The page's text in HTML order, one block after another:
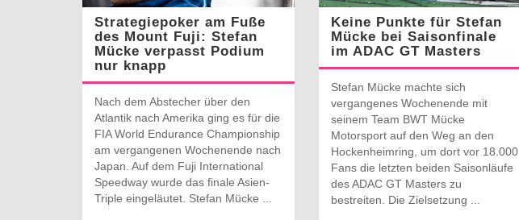
Strategiepoker am Fuße
des Mount Fuji: Stefan
Mücke verpasst Podium
nur knapp
Nach dem Abstecher über den
Atlantik nach Amerika ging es für die
FIA World Endurance Championship
am vergangenen Wochenende nach
Japan. Auf dem Fuji International
Speedway wurde das finale Asien-
Triple eingeläutet. Stefan Mücke ...
Keine Punkte für Stefan
Mücke bei Saisonfinale
im ADAC GT Masters
Stefan Mücke machte sich
vergangenes Wochenende mit
seinem Team BWT Mücke
Motorsport auf den Weg an den
Hockenheimring, um dort vor 18.000
Fans die letzten beiden Saisonläufe
des ADAC GT Masters zu
bestreiten. Die Zielsetzung ...